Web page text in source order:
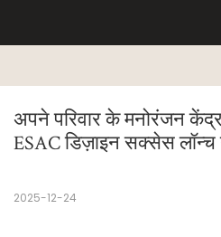
अपने परिवार के मनोरंजन
ESAC डिज़ाइन सक्सेस लॉन्च
2025-12-24